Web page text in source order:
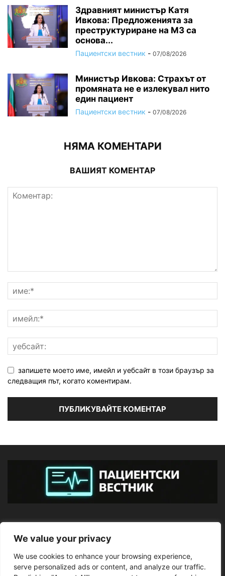
We value your privacy
We use cookies to enhance your browsing experience,
serve personalized ads or content, and analyze our traffic.
Здравният министър Катя
Ивкова: Предложенията за
преструктуриране на МЗ са
основа...
Пациентски вестник - 07/08/2026
Министър Ивкова: Страхът от
промяната не е излекувал нито
един пациент
Пациентски вестник - 07/08/2026
НЯМА КОМЕНТАРИ
ВАШИЯТ КОМЕНТАР
запишете моето име, имейл и уебсайт в този браузър за
следващия път, когато коментирам.
ПОСЛЕДВАЙТЕ НИ